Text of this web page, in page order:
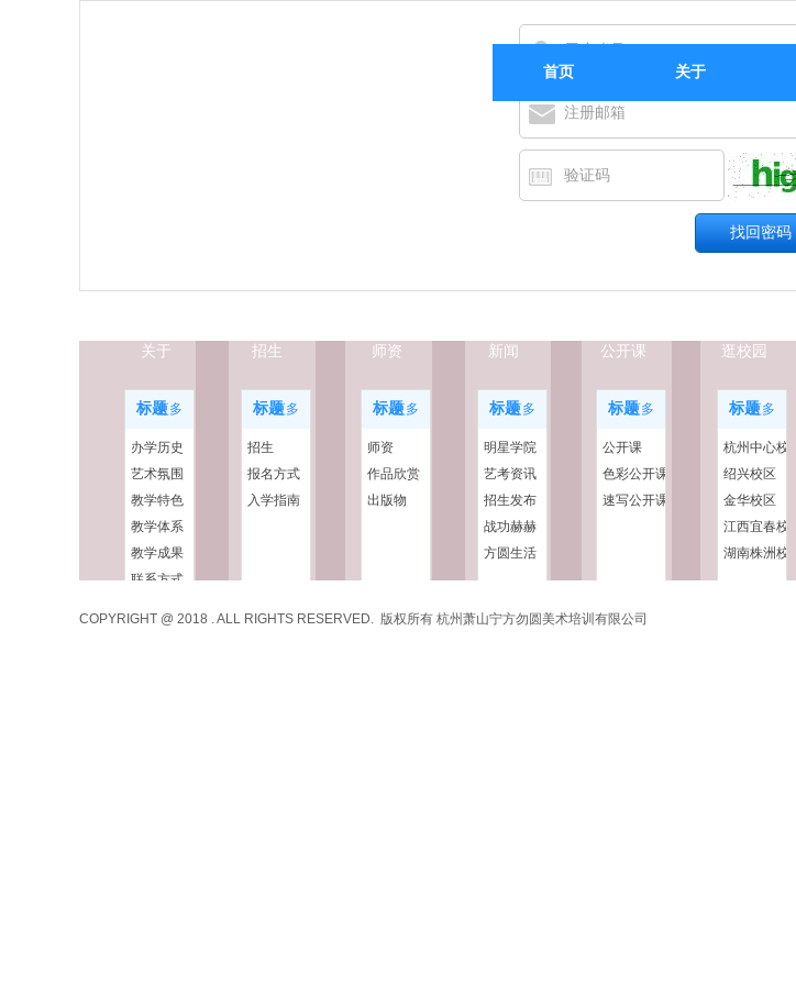
首页 关于
用户账号
注册邮箱
验证码
标题更多
办学历史
艺术氛围
教学特色
教学体系
教学成果
联系方式
关于
标题更多
招生
报名方式
入学指南
招生
标题更多
师资
作品欣赏
出版物
师资
标题更多
明星学院
艺考资讯
招生发布
战功赫赫
方圆生活
新闻
标题更多
公开课
色彩公开课
速写公开课
公开课
标题更多
杭州中心校
区
绍兴校区
金华校区
江西宜春校
区
湖南株洲校
逛校园
COPYRIGHT @ 2018 . ALL RIGHTS RESERVED. 版权所有 杭州萧山宁方勿圆美术培训有限公司